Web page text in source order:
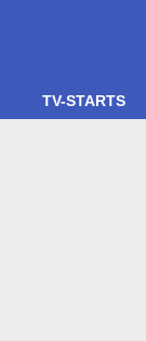
TV-STARTS